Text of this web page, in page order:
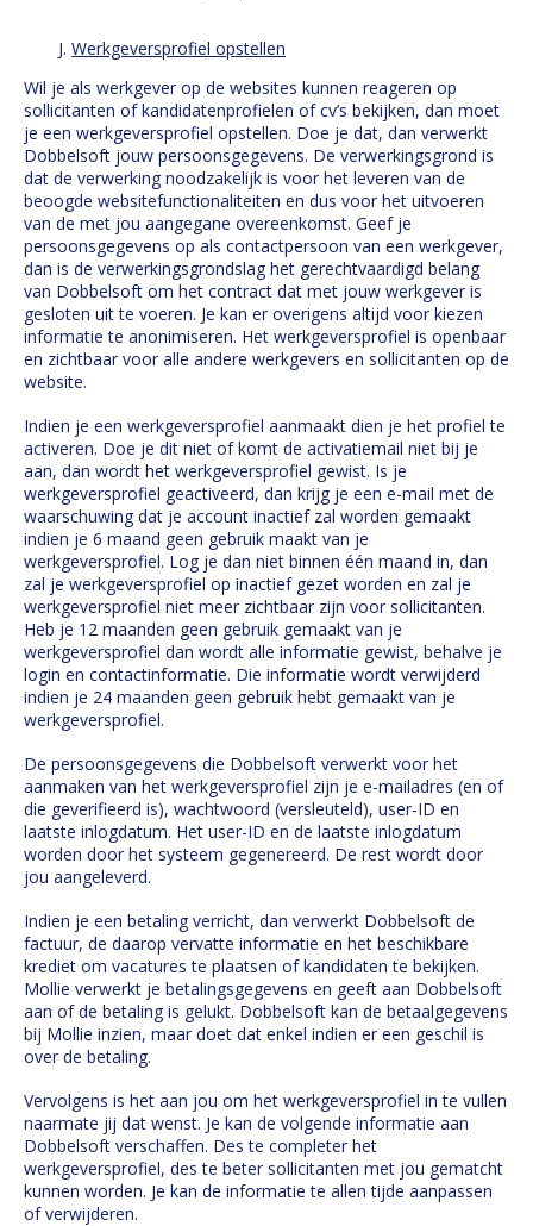
Werkgeversprofiel opstellen
Wil je als werkgever op de websites kunnen reageren op
sollicitanten of kandidatenprofielen of cv’s bekijken, dan moet
je een werkgeversprofiel opstellen. Doe je dat, dan verwerkt
Dobbelsoft jouw persoonsgegevens. De verwerkingsgrond is
dat de verwerking noodzakelijk is voor het leveren van de
beoogde websitefunctionaliteiten en dus voor het uitvoeren
van de met jou aangegane overeenkomst. Geef je
persoonsgegevens op als contactpersoon van een werkgever,
dan is de verwerkingsgrondslag het gerechtvaardigd belang
van Dobbelsoft om het contract dat met jouw werkgever is
gesloten uit te voeren. Je kan er overigens altijd voor kiezen
informatie te anonimiseren. Het werkgeversprofiel is openbaar
en zichtbaar voor alle andere werkgevers en sollicitanten op de
website.
Indien je een werkgeversprofiel aanmaakt dien je het profiel te
activeren. Doe je dit niet of komt de activatiemail niet bij je
aan, dan wordt het werkgeversprofiel gewist. Is je
werkgeversprofiel geactiveerd, dan krijg je een e-mail met de
waarschuwing dat je account inactief zal worden gemaakt
indien je 6 maand geen gebruik maakt van je
werkgeversprofiel. Log je dan niet binnen één maand in, dan
zal je werkgeversprofiel op inactief gezet worden en zal je
werkgeversprofiel niet meer zichtbaar zijn voor sollicitanten.
Heb je 12 maanden geen gebruik gemaakt van je
werkgeversprofiel dan wordt alle informatie gewist, behalve je
login en contactinformatie. Die informatie wordt verwijderd
indien je 24 maanden geen gebruik hebt gemaakt van je
werkgeversprofiel.
De persoonsgegevens die Dobbelsoft verwerkt voor het
aanmaken van het werkgeversprofiel zijn je e-mailadres (en of
die geverifieerd is), wachtwoord (versleuteld), user-ID en
laatste inlogdatum. Het user-ID en de laatste inlogdatum
worden door het systeem gegenereerd. De rest wordt door
jou aangeleverd.
Indien je een betaling verricht, dan verwerkt Dobbelsoft de
factuur, de daarop vervatte informatie en het beschikbare
krediet om vacatures te plaatsen of kandidaten te bekijken.
Mollie verwerkt je betalingsgegevens en geeft aan Dobbelsoft
aan of de betaling is gelukt. Dobbelsoft kan de betaalgegevens
bij Mollie inzien, maar doet dat enkel indien er een geschil is
over de betaling.
Vervolgens is het aan jou om het werkgeversprofiel in te vullen
naarmate jij dat wenst. Je kan de volgende informatie aan
Dobbelsoft verschaffen. Des te completer het
werkgeversprofiel, des te beter sollicitanten met jou gematcht
kunnen worden. Je kan de informatie te allen tijde aanpassen
of verwijderen.